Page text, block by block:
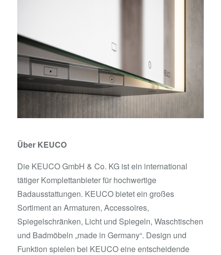
Über KEUCO
Die KEUCO GmbH & Co. KG ist ein international
tätiger Komplettanbieter für hochwertige
Badausstattungen. KEUCO bietet ein großes
Sortiment an Armaturen, Accessoires,
Spiegelschränken, Licht und Spiegeln, Waschtischen
und Badmöbeln „made in Germany“. Design und
Funktion spielen bei KEUCO eine entscheidende